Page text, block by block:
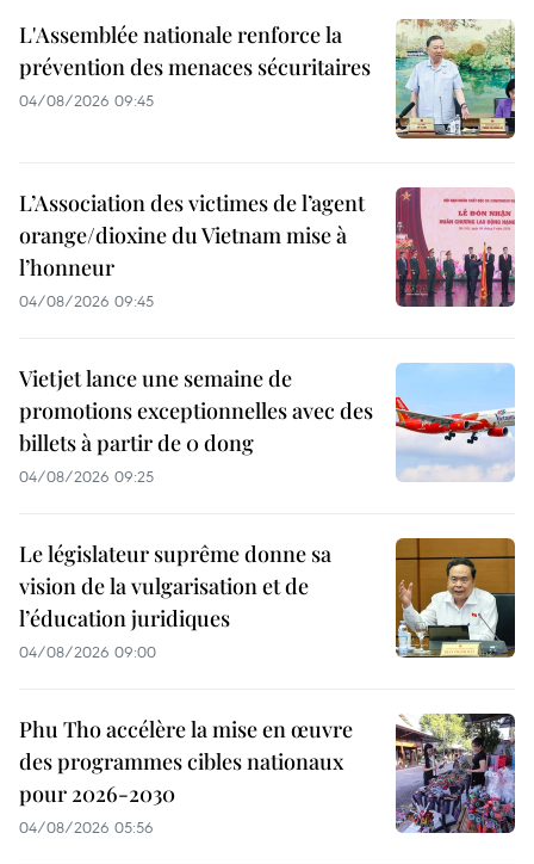
L'Assemblée nationale renforce la
prévention des menaces sécuritaires
04/08/2026 09:45
L’Association des victimes de l’agent
orange/dioxine du Vietnam mise à
l’honneur
04/08/2026 09:45
Vietjet lance une semaine de
promotions exceptionnelles avec des
billets à partir de 0 dong
04/08/2026 09:25
Le législateur suprême donne sa
vision de la vulgarisation et de
l’éducation juridiques
04/08/2026 09:00
Phu Tho accélère la mise en œuvre
des programmes cibles nationaux
pour 2026-2030
04/08/2026 05:56